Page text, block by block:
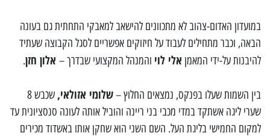
במועדון האדום-צהוב לא מתכוונים להישאב למאבקי התחתית גם בעונה
הבאה, וכבר מתחילים לעבוד על חיזוקים אפשריים לסגל הקבוצה שעתיד
להיבנות על-ידי המאמן אלי לוי והמנהל המקצועי שבדרך – אלון חזן.
בין השמות שעלו בפנקס, נמצאים החלוץ –שלומי אזולאי,
שכבש 8
שערי ליגה אשתקד במדי מכבי בני ריינה והוביל אותה לעונה סנסציונית עד
למקום החמישי בליגת העל. השם השני הוא שחקן אותו באשדוד מכירים